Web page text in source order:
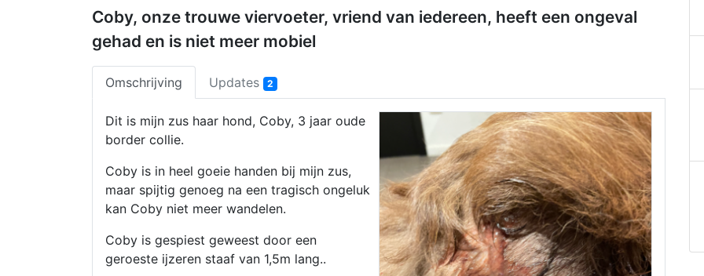
Coby, onze trouwe viervoeter, vriend van iedereen, heeft een ongeval
gehad en is niet meer mobiel
Omschrijving Updates 2
Dit is mijn zus haar hond, Coby, 3 jaar oude
border collie.
Coby is in heel goeie handen bij mijn zus,
maar spijtig genoeg na een tragisch ongeluk
kan Coby niet meer wandelen.
Coby is gespiest geweest door een
geroeste ijzeren staaf van 1,5m lang..